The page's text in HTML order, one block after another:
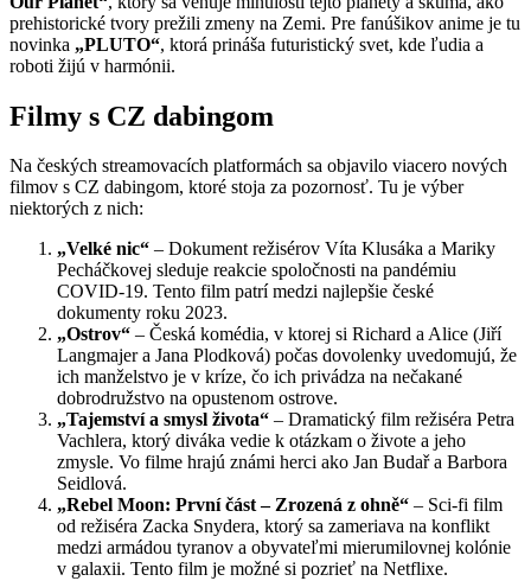
prehistorické tvory prežili zmeny na Zemi. Pre fanúšikov anime je tu
novinka „PLUTO“, ktorá prináša futuristický svet, kde ľudia a
roboti žijú v harmónii​.
Filmy s CZ dabingom
Na českých streamovacích platformách sa objavilo viacero nových
filmov s CZ dabingom, ktoré stoja za pozornosť. Tu je výber
niektorých z nich:
„Velké nic“ – Dokument režisérov Víta Klusáka a Mariky
Pecháčkovej sleduje reakcie spoločnosti na pandémiu
COVID-19. Tento film patrí medzi najlepšie české
dokumenty roku 2023​.
„Ostrov“ – Česká komédia, v ktorej si Richard a Alice (Jiří
Langmajer a Jana Plodková) počas dovolenky uvedomujú, že
ich manželstvo je v kríze, čo ich privádza na nečakané
dobrodružstvo na opustenom ostrove​.
„Tajemství a smysl života“ – Dramatický film režiséra Petra
Vachlera, ktorý diváka vedie k otázkam o živote a jeho
zmysle. Vo filme hrajú známi herci ako Jan Budař a Barbora
Seidlová​.
„Rebel Moon: První část – Zrozená z ohně“ – Sci-fi film
od režiséra Zacka Snydera, ktorý sa zameriava na konflikt
medzi armádou tyranov a obyvateľmi mierumilovnej kolónie
v galaxii. Tento film je možné si pozrieť na Netflixe​.